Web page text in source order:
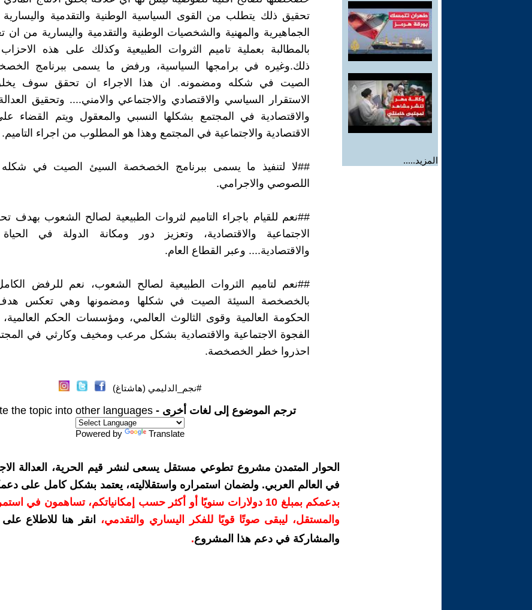
المزيد.....
تحقيق ذلك يتطلب من القوى السياسية الوطنية والتقدمية
الجماهيرية والمهنية والشخصيات الوطنية والتقدمية واليسارية من ان
بالمطالبة بعملية تاميم الثروات الطبيعية وكذلك على هذه
ذلك.وغيره في برامجها السياسية، ورفض ما يسمى ببرنامج
الصيت في شكله ومضمونه. ان هذا الاجراء ان تحقق سوف
الاستقرار السياسي والاقتصادي والاجتماعي والامني.... وتحقيق
والاقتصادية في المجتمع بشكلها النسبي والمعقول ويتم القضاء
الاقتصادية والاجتماعية في المجتمع وهذا هو المطلوب من اجراء التاميم.
##لا لتنفيذ ما يسمى ببرنامج الخصخصة السيئ الصيت في
اللصوصي والاجرامي.
##نعم للقيام باجراء التاميم لثروات الطبيعية لصالح الشعوب بهدف
الاجتماعية والاقتصادية، وتعزيز دور ومكانة الدولة في الحياة
والاقتصادية.... وعبر القطاع العام.
##نعم لتاميم الثروات الطبيعية لصالح الشعوب، نعم للرفض
بالخصخصة السيئة الصيت في شكلها ومضمونها وهي تعكس
الحكومة العالمية وقوى الثالوث العالمي، ومؤسسات الحكم
الفجوة الاجتماعية والاقتصادية بشكل مرعب ومخيف وكارثي في
احذروا خطر الخصخصة.
#نجم_الدليمي (هاشتاغ)
ترجم الموضوع إلى لغات أخرى - the topic into other languages
Powered by Translate
الحوار المتمدن مشروع تطوعي مستقل يسعى لنشر قيم الحرية، العدالة
في العالم العربي. ولضمان استمراره واستقلاليته، يعتمد بشكل كامل على
بدعمكم بمبلغ 10 دولارات سنويًا أو أكثر حسب إمكانياتكم، تساهمون في
والمستقل، ليبقى صوتًا قويًا للفكر اليساري والتقدمي،
انقر هنا للاطلاع
والمشاركة في دعم هذا المشروع.